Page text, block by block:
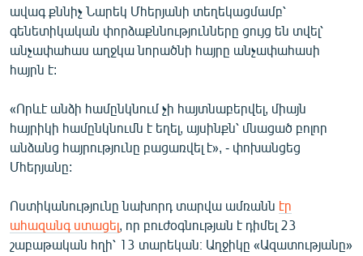
ՁԳՏԵԼՈՎ ԼԱՎԱԳՈՒՅՆԻՆ
ՓՈԴՔԱՍԹ
English
Русский
ավագ քննիչ Նարեկ Մհերյանի տեղեկացմամբ՝
գենետիկական փորձաքննությունները ցույց են տվել՝
անչափահաս աղջկա նորածնի հայրը անչափահասի
հայրն է:
«Որևէ անձի համընկնում չի հայտնաբերվել, միայն
հայրիկի համընկնումն է եղել, այսինքն՝ մնացած բոլոր
անձանց հայրությունը բացառվել է», - փոխանցեց
Մհերյանը:
Ոստիկանությունը նախորդ տարվա ամռանն էր
ահազանգ ստացել , որ բուժօգնության է դիմել 23
շաբաթական հղի՝ 13 տարեկան։ Աղջիկը «Ազատությանը»